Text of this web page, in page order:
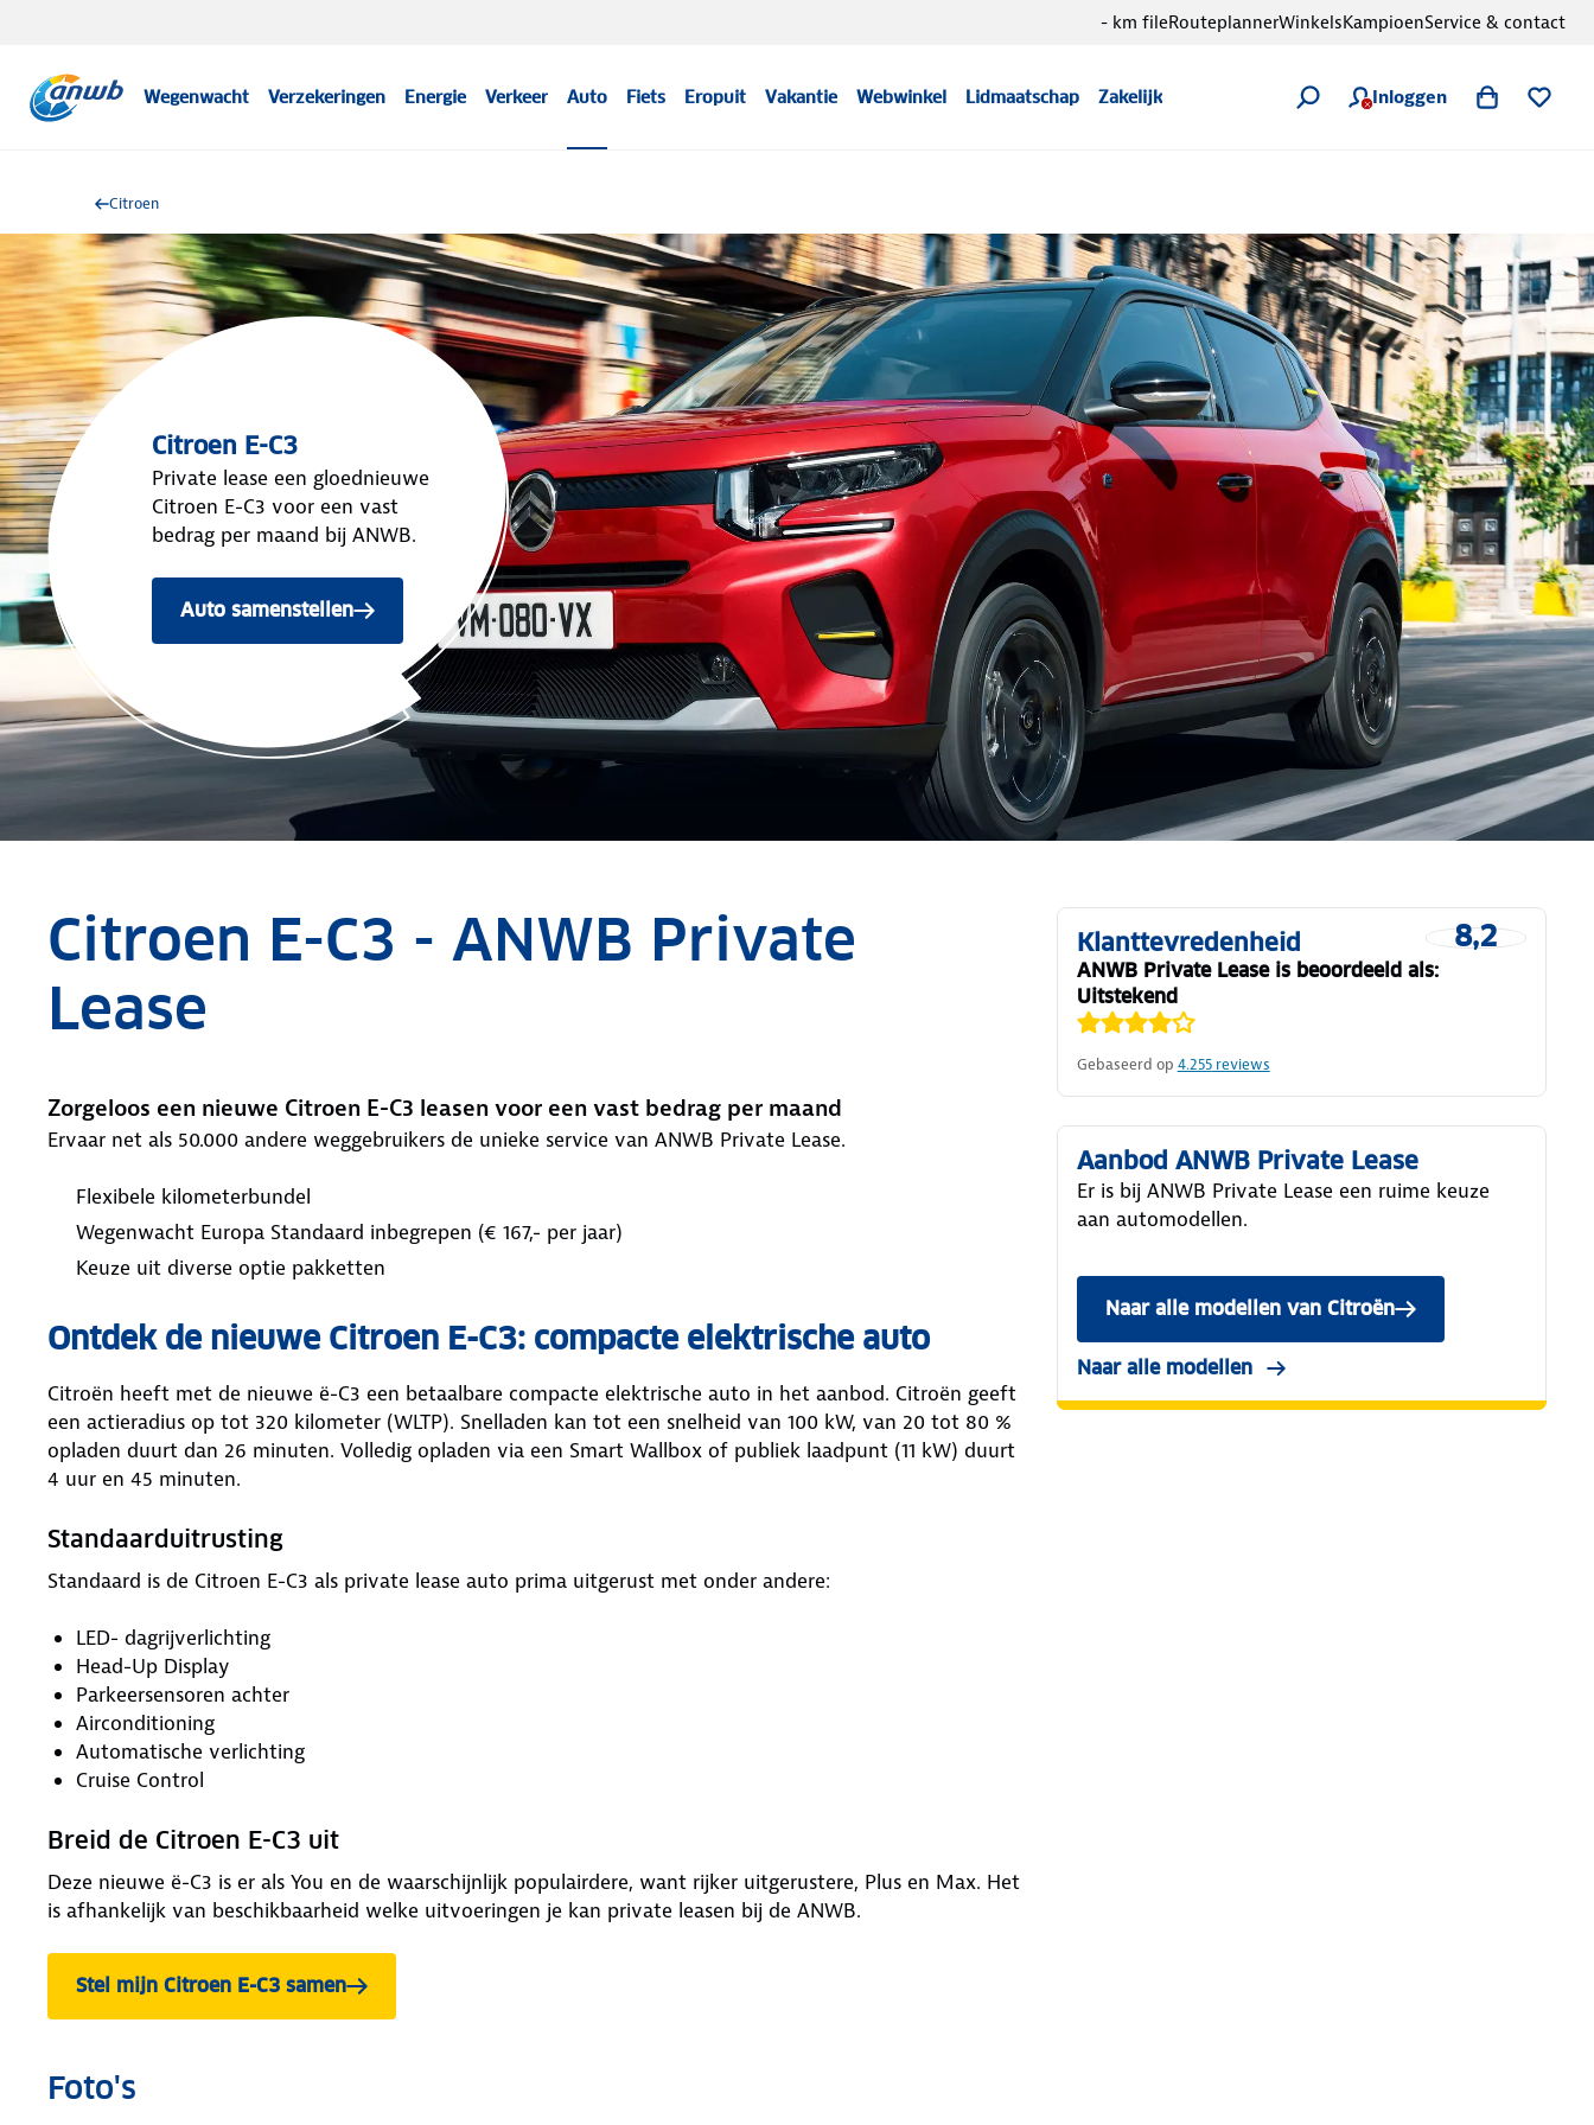
Wegenwacht Verzekeringen Energie Verkeer Auto Fiets Eropuit Vakantie Webwinkel Lidmaatschap Zakelijk Inloggen
- km fileRouteplannerWinkelsKampioenService & contact
Citroen
Citroen E-C3
Private lease een gloednieuwe
Citroen E-C3 voor een vast
bedrag per maand bij ANWB.
Auto samenstellen
Citroen E-C3 - ANWB Private
Lease
Zorgeloos een nieuwe Citroen E-C3 leasen voor een vast bedrag per maand
Ervaar net als 50.000 andere weggebruikers de unieke service van ANWB Private Lease.
Flexibele kilometerbundel
Wegenwacht Europa Standaard inbegrepen (€ 167,- per jaar)
Keuze uit diverse optie pakketten
Ontdek de nieuwe Citroen E-C3: compacte elektrische auto
Citroën heeft met de nieuwe ë-C3 een betaalbare compacte elektrische auto in het aanbod. Citroën geeft
een actieradius op tot 320 kilometer (WLTP). Snelladen kan tot een snelheid van 100 kW, van 20 tot 80 %
opladen duurt dan 26 minuten. Volledig opladen via een Smart Wallbox of publiek laadpunt (11 kW) duurt
4 uur en 45 minuten.
Standaarduitrusting
Standaard is de Citroen E-C3 als private lease auto prima uitgerust met onder andere:
LED- dagrijverlichting
Head-Up Display
Parkeersensoren achter
Airconditioning
Automatische verlichting
Cruise Control
Breid de Citroen E-C3 uit
Deze nieuwe ë-C3 is er als You en de waarschijnlijk populairdere, want rijker uitgerustere, Plus en Max. Het
is afhankelijk van beschikbaarheid welke uitvoeringen je kan private leasen bij de ANWB.
Stel mijn Citroen E-C3 samen
Foto's
8,2
Klanttevredenheid
ANWB Private Lease is beoordeeld als:
Uitstekend
Gebaseerd op 4.255reviews
Aanbod ANWB Private Lease
Er is bij ANWB Private Lease een ruime keuze
aan automodellen.
Naar alle modellen van Citroën
Naar alle modellen